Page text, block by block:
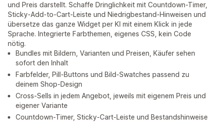
und Preis darstellt. Schaffe Dringlichkeit mit Countdown-Timer,
Sticky-Add-to-Cart-Leiste und Niedrigbestand-Hinweisen und
übersetze das ganze Widget per KI mit einem Klick in jede
Sprache. Integrierte Farbthemen, eigenes CSS, kein Code
nötig.
Bundles mit Bildern, Varianten und Preisen, Käufer sehen
sofort den Inhalt
Farbfelder, Pill-Buttons und Bild-Swatches passend zu
deinem Shop-Design
Cross-Sells in jedem Angebot, jeweils mit eigenem Preis und
eigener Variante
Countdown-Timer, Sticky-Cart-Leiste und Bestandshinweise